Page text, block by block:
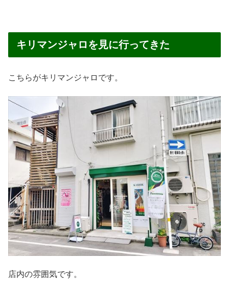
キリマンジャロを見に行ってきた
こちらがキリマンジャロです。
店内の雰囲気です。